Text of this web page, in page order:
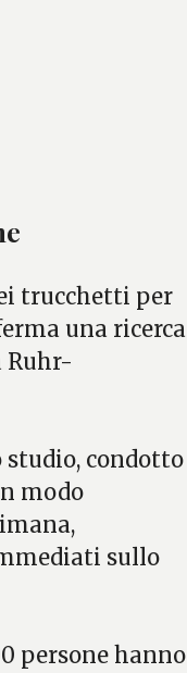
trucchetti per
una ricerca
Ruhr-
studio, condotto
modo
sullo
persone hanno